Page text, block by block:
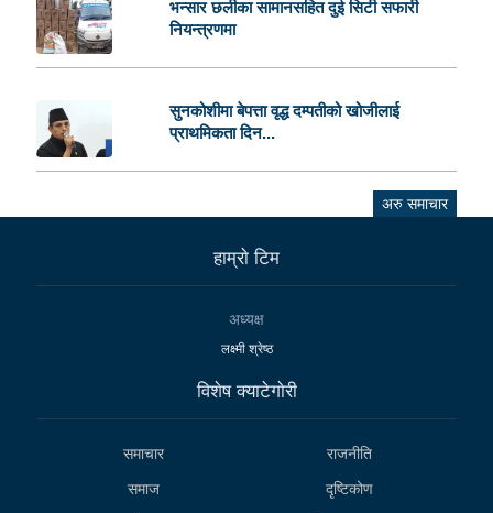
भन्सार छलीका सामानसहित दुई सिटी सफारी
नियन्त्रणमा
सुनकोशीमा बेपत्ता वृद्ध दम्पतीको खोजीलाई
प्राथमिकता दिन...
अरु समाचार
हाम्राे टिम
अध्यक्ष
लक्ष्मी श्रेष्ठ
विशेष क्याटेगाेरी
समाचार
राजनीति
समाज
दृष्टिकोण